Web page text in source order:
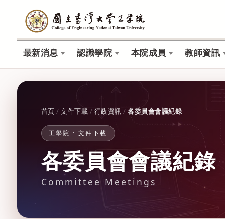
最新消息 認識學院 本院成員 教師資訊
首頁 /文件下載 / 行政資訊 /各委員會會議紀錄
工學院 · 文件下載
各委員會會議紀錄
Committee Meetings